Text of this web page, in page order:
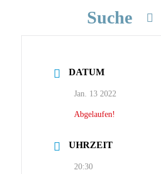
Suche
DATUM
Jan. 13 2022
Abgelaufen!
UHRZEIT
20:30